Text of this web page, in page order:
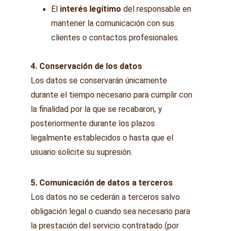
El interés legítimo del responsable en
mantener la comunicación con sus
clientes o contactos profesionales.
4. Conservación de los datos
Los datos se conservarán únicamente
durante el tiempo necesario para cumplir con
la finalidad por la que se recabaron, y
posteriormente durante los plazos
legalmente establecidos o hasta que el
usuario solicite su supresión.
5. Comunicación de datos a terceros
Los datos no se cederán a terceros salvo
obligación legal o cuando sea necesario para
la prestación del servicio contratado (por